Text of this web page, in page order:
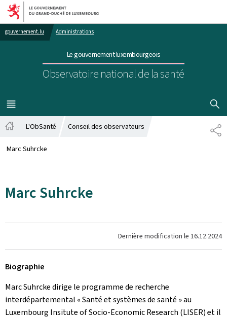
Aller au menu principal
Aller au contenu
gouvernement.lu Administrations
Le gouvernement luxembourgeois
Observatoire national de la santé
MENU
PRINCIPAL
L'ObSanté Conseil des observateurs
Marc Suhrcke
Marc Suhrcke
Dernière modification le 16.12.2024
Biographie
Marc Suhrcke dirige le programme de recherche
interdépartemental « Santé et systèmes de santé » au
Luxembourg Insitute of Socio-Economic Research (LISER) et il